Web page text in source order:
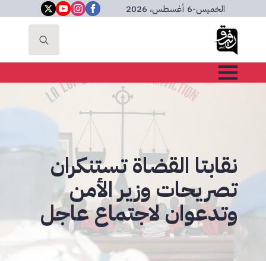
الخميس-6 أغسطس، 2026
Search
نقابتا القضاة تستنكران
تصريحات وزير الأمن
وتدعوان لاجتماع عاجل